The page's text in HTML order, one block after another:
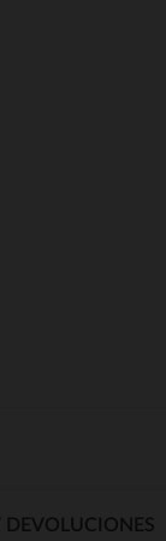
DEVOLUCIONES